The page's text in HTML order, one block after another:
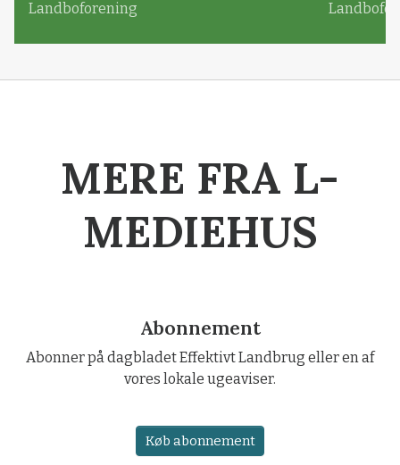
Landboforening
MERE FRA L-
MEDIEHUS
Abonnement
Abonner på dagbladet Effektivt Landbrug eller en af
vores lokale ugeaviser.
Køb abonnement